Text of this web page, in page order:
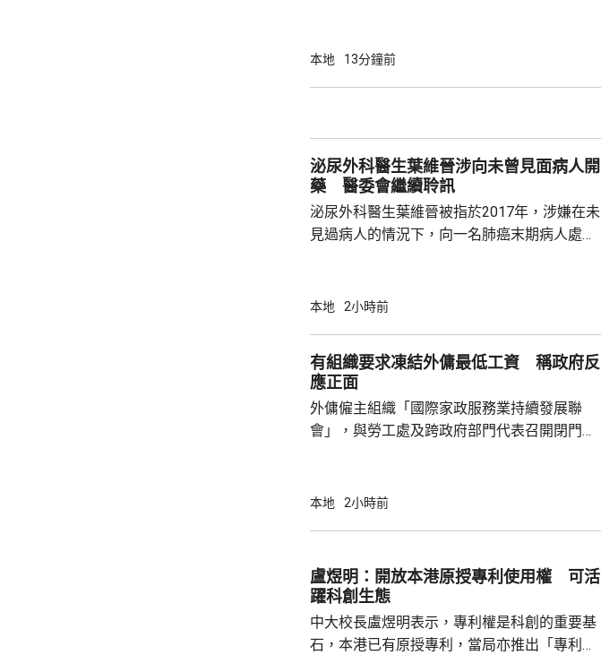
高處墮下，當場證實不治。 警方表示，行兇者
本地 13分鐘前
泌尿外科醫生葉維晉涉向未曾見面病人開
藥 醫委會繼續聆訊
泌尿外科醫生葉維晉被指於2017年，涉嫌在未
見過病人的情況下，向一名肺癌末期病人處方
今日繼續傳召證人。 葉維晉作供時指，通常病
由於病人情況嚴重並臥床，不能作電話和視像
問診。葉維晉當時強調診所不是賣藥，堅持要
會見病人，只是在妹妹拒絕後，他只...
本地 2小時前
有組織要求凍結外傭最低工資 稱政府反
應正面
外傭僱主組織「國際家政服務業持續發展聯
會」，與勞工處及跨政府部門代表召開閉門會
並保持與持份者溝通。 國際家政服務業持續發
結最低工資及膳食津貼。組織指，雖然外傭現
時最低工資為5100元，不過連同免費住宿、水
電煤及膳食等費用，僱主每月實...
本地 2小時前
盧煜明：開放本港原授專利使用權 可活
躍科創生態
中大校長盧煜明表示，專利權是科創的重要基
石，本港已有原授專利，當局亦推出「專利